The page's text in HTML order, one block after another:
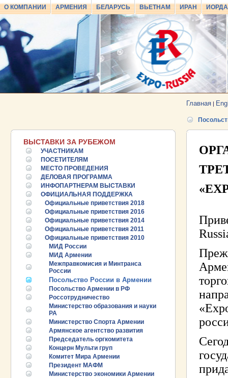
О КОМПАНИИ АРМЕНИЯ БЕЛАРУСЬ ВЬЕТНАМ ИРАН
Главная |
ВЫСТАВКИ ЗА РУБЕЖОМ
УЧАСТНИКАМ
ПОСЕТИТЕЛЯМ
МЕСТО ПРОВЕДЕНИЯ
ДЕЛОВАЯ ПРОГРАММА
ИНФОПАРТНЕРАМ ВЫСТАВКИ
ОФИЦИАЛЬНАЯ ПОДДЕРЖКА
Официальные приветствия 2018
Официальные приветствия 2016
Официальные приветствия 2014
Официальные приветствия 2011
Официальные приветствия 2010
МИД России
МИД Армении
Межправкомисия и Минтранса
России
Посольство России в Армении
Посольство Армении в РФ
Россотрудничество
Министерство образования и науки
РА
Министерство Спорта Армении
Армянское агентство развития
Председатель оргкомитета
Концерн Мульти груп
Комитет Мира Армении
Президент МАФМ
Министерство экономики Армении